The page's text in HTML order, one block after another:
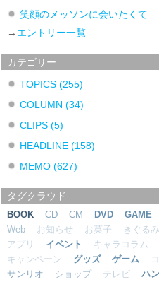
笑顔のメッソンに会いたくて
→ エントリー一覧
カテゴリー
TOPICS(255)
COLUMN(34)
CLIPS(5)
HEADLINE(158)
MEMO(627)
タグクラウド
BOOK CD CM DVD GAME
Web
お知らせ お菓子 きぐるみ
アプリ
イベント キャラコラム
キャンペーン
グッズ ゲーム
サンリオ
ショップ テレビ ハ